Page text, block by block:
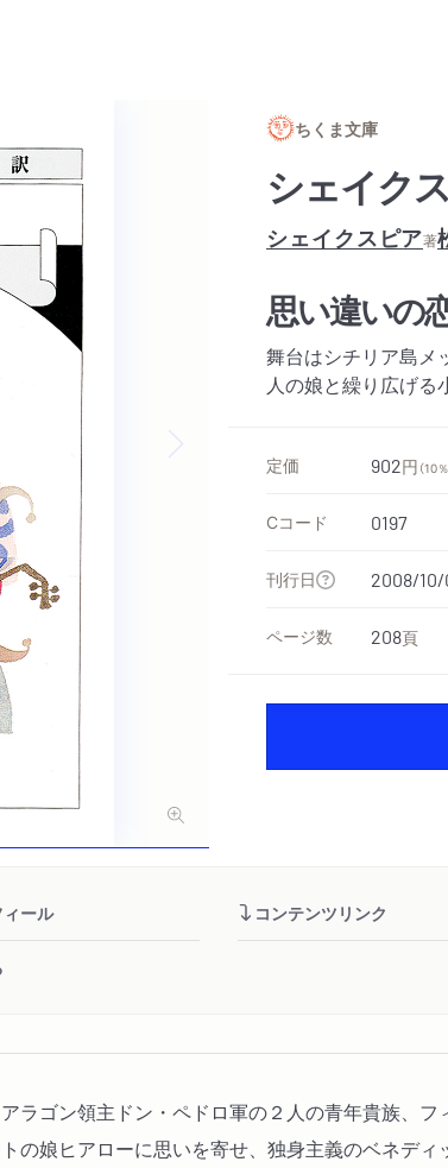
ちくま文庫
シェイク
シェイクスピア著
思い違いの
舞台はシチリア島メ
人の娘と繰り広げる
定価 902円 （10
Cコード 0197
刊行日 2008/10/
ページ数 208頁
ール コンテンツリンク
ラゴン領主ドン・ペドロ軍の２人の青年貴族、
の娘ヒアローに思いを寄せ、独身主義のベネデ